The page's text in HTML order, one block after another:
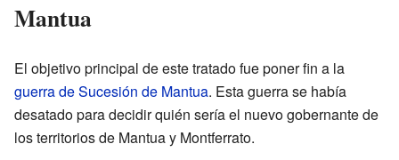
Mantua
El objetivo principal de este tratado fue poner fin a la
guerra de Sucesión de Mantua. Esta guerra se había
desatado para decidir quién sería el nuevo gobernante de
los territorios de Mantua y Montferrato.